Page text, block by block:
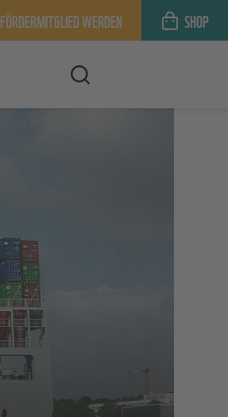
FÖRDERMITGLIED WERDEN SHOP